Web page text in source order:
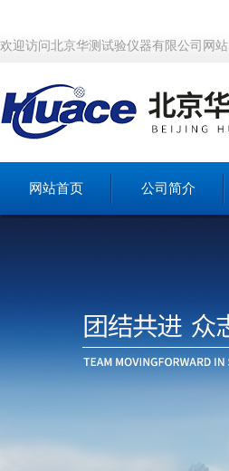
欢迎访问北京华测试验仪器有限公司网站
网站首页 公司简介